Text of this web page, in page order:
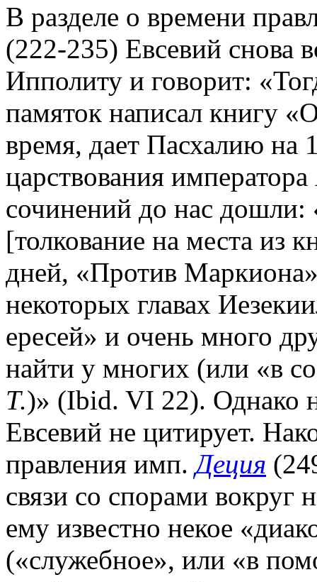
В разделе о времени
(222-235) Евсевий снова
Ипполиту и говорит:
памяток написал книгу
время, дает Пасхалию на
царствования
сочинений до нас
[толкование на места из
дней, «Против
некоторых главах
ересей» и очень много
найти у многих (или «в
Т.)» (Ibid. VI 22). Однако
Евсевий не цитирует.
правления имп.Деция
связи со спорами вокруг
ему известно некое
(«служебное», или «в